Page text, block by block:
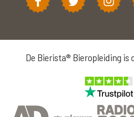
De Bierista® Bieropleiding is